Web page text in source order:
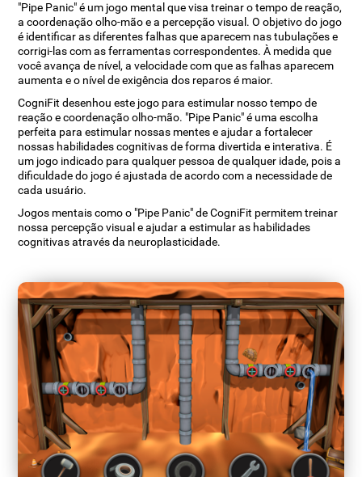
"Pipe Panic" é um jogo mental que visa treinar o tempo de reação,
a coordenação olho-mão e a percepção visual. O objetivo do jogo
é identificar as diferentes falhas que aparecem nas tubulações e
corrigi-las com as ferramentas correspondentes. À medida que
você avança de nível, a velocidade com que as falhas aparecem
aumenta e o nível de exigência dos reparos é maior.
CogniFit desenhou este jogo para estimular nosso tempo de
reação e coordenação olho-mão. "Pipe Panic" é uma escolha
perfeita para estimular nossas mentes e ajudar a fortalecer
nossas habilidades cognitivas de forma divertida e interativa. É
um jogo indicado para qualquer pessoa de qualquer idade, pois a
dificuldade do jogo é ajustada de acordo com a necessidade de
cada usuário.
Jogos mentais como o "Pipe Panic" de CogniFit permitem treinar
nossa percepção visual e ajudar a estimular as habilidades
cognitivas através da neuroplasticidade.